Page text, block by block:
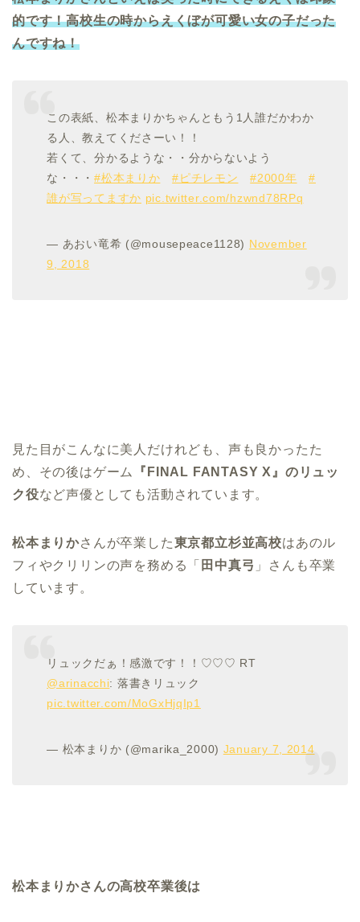
的です！高校生の時からえくぼが可愛い女の子だった
んですね！
この表紙、松本まりかちゃんともう1人誰だかわか
る人、教えてくださーい！！
若くて、分かるような・・分からないよう
な・・・#松本まりか #ピチレモン #2000年
#
誰が写ってますか pic.twitter.com/hzwnd78RPq
— あおい竜希 (@mousepeace1128) November
9, 2018
見た目がこんなに美人だけれども、声も良かったた
め、その後はゲーム
『FINAL FANTASY X』のリュッ
ク役など声優としても活動されています。
松本まりかさんが卒業した東京都立杉並高校はあのル
フィやクリリンの声を務める「 田中真弓 」さんも卒業
しています。
リュックだぁ！感激です！！♡♡♡ RT
@arinacchi: 落書きリュック
pic.twitter.com/MoGxHjqIp1
— 松本まりか (@marika_2000) January 7, 2014
松本まりかさんの高校卒業後は